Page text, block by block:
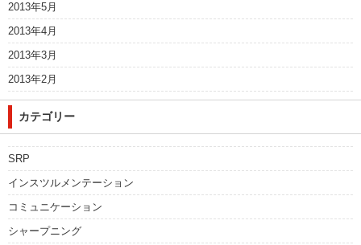
2013年5月
2013年4月
2013年3月
2013年2月
カテゴリー
SRP
インスツルメンテーション
コミュニケーション
シャープニング